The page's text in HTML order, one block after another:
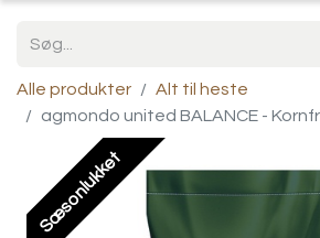
Alle produkter
Alt til heste
agmondo united BALANCE -
Sæsonlukket